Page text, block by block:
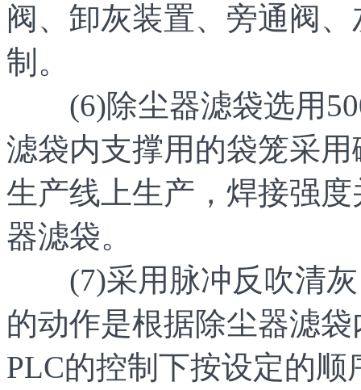
阀、卸灰装置、旁通阀
制。
(6)除尘器滤袋选用
滤袋内支撑用的袋笼采
生产线上生产，焊接强
器滤袋。
(7)采用脉冲反吹清灰
的动作是根据除尘器滤
PLC的控制下按设定的顺